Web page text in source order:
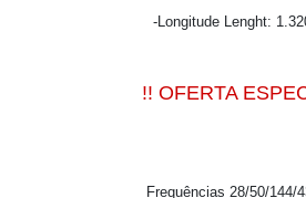
-Longitude Lenght:
!! OFERTA
Frequências 28/50/144/